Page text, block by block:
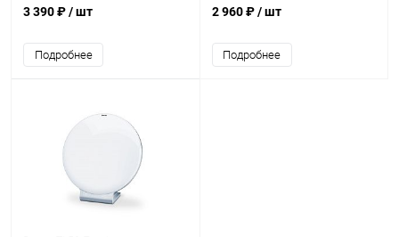
3 390 ₽/ шт
Подробнее
2 960 ₽/ шт
Подробнее